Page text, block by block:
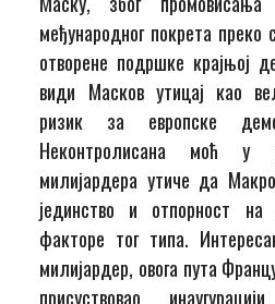
међународног покрета
отворене подршке крајњој
види Масков утицај као
ризик за европске
Неконтролисана моћ у
милијардера утиче да
јединство и отпорност
факторе тог типа.
милијардер, овога пута
присуствовао